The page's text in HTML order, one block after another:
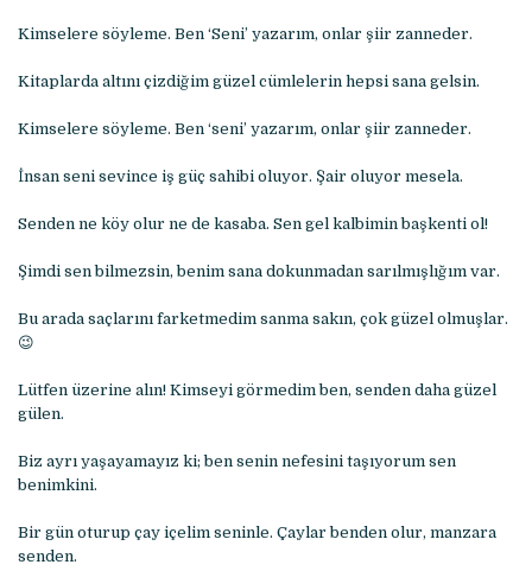
Kimselere söyleme. Ben ‘Seni’ yazarım, onlar şiir zanneder.
Kitaplarda altını çizdiğim güzel cümlelerin hepsi sana gelsin.
Kimselere söyleme. Ben ‘seni’ yazarım, onlar şiir zanneder.
İnsan seni sevince iş güç sahibi oluyor. Şair oluyor mesela.
Senden ne köy olur ne de kasaba. Sen gel kalbimin başkenti ol!
Şimdi sen bilmezsin, benim sana dokunmadan sarılmışlığım var.
Bu arada saçlarını farketmedim sanma sakın, çok güzel olmuşlar.
😉
Lütfen üzerine alın! Kimseyi görmedim ben, senden daha güzel
gülen.
Biz ayrı yaşayamayız ki; ben senin nefesini taşıyorum sen
benimkini.
Bir gün oturup çay içelim seninle. Çaylar benden olur, manzara
senden.